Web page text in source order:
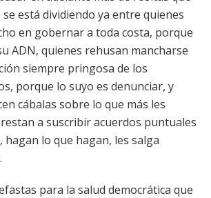
se está dividiendo ya entre quienes
en gobernar a toda costa, porque
ADN, quienes rehusan mancharse
siempre pringosa de los
porque lo suyo es denunciar, y
cábalas sobre lo que más les
a suscribir acuerdos puntuales
lo que hagan, les salga
para la salud democrática que